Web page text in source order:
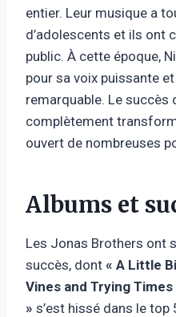
entier. Leur musique a
d’adolescents et ils ont
public. À cette époque,
pour sa voix puissante
remarquable. Le succès
complètement
ouvert de nombreuses
Albums et
Les Jonas Brothers ont
succès, dont « A Little
Vines and Trying Times
» s’est hissé dans le